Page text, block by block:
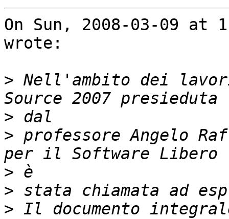
On Sun, 2008-03-09 at
wrote:
> Nell'ambito dei lavori
>
> professore Angelo
>
>
> Il documento